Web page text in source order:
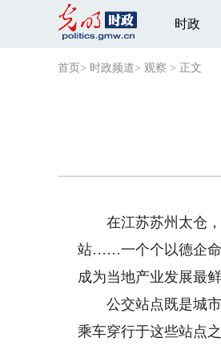
时政
首页 > 时政频道> 观察 > 正文
在江苏苏州太仓，
站……一个个以德企命
成为当地产业发展最
公交站点既是城市
乘车穿行于这些站点